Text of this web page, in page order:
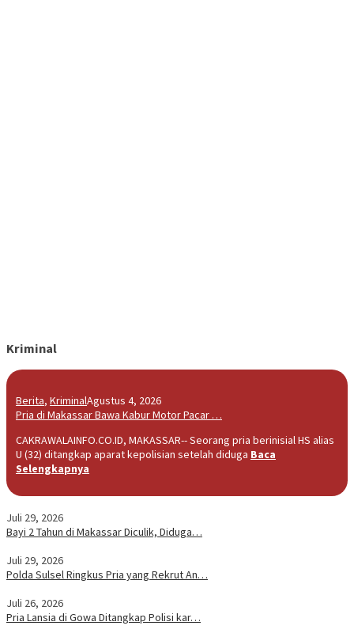
Kriminal
Berita, KriminalAgustus 4, 2026
Pria di Makassar Bawa Kabur Motor Pacar …
CAKRAWALAINFO.CO.ID, MAKASSAR-- Seorang pria berinisial HS alias
U (32) ditangkap aparat kepolisian setelah diduga Baca
Selengkapnya
Juli 29, 2026
Bayi 2 Tahun di Makassar Diculik, Diduga…
Juli 29, 2026
Polda Sulsel Ringkus Pria yang Rekrut An…
Juli 26, 2026
Pria Lansia di Gowa Ditangkap Polisi kar…